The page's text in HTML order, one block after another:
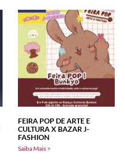
FEIRA POP DE ARTE E
CULTURA X BAZAR J-
FASHION
Saiba Mais >